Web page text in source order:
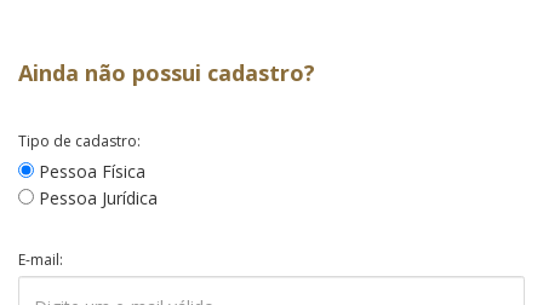
Ainda não possui cadastro?
Tipo de cadastro:
Pessoa Física
Pessoa Jurídica
E-mail: